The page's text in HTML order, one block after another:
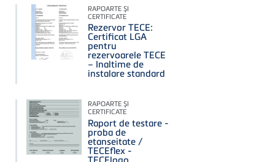
RAPOARTE ŞI
CERTIFICATE
Rezervor TECE:
Certificat LGA
pentru
rezervoarele TECE
– Inaltime de
instalare standard
RAPOARTE ŞI
CERTIFICATE
Raport de testare -
proba de
etanseitate /
TECEflex -
TECElogo